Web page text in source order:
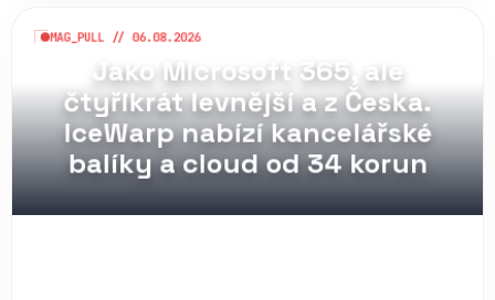
Jako Microsoft 365, ale
čtyřikrát levnější a z Česka.
IceWarp nabízí kancelářské
balíky a cloud od 34 korun